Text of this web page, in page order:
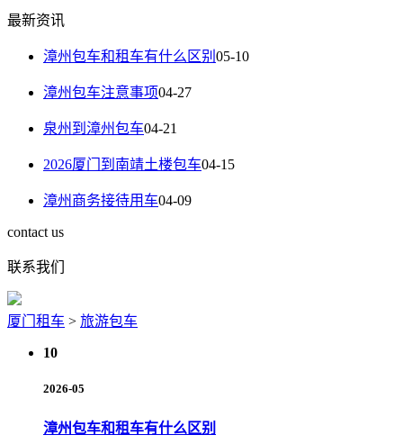
最新资讯
漳州包车和租车有什么区别 05-10
漳州包车注意事项04-27
泉州到漳州包车04-21
2026厦门到南靖土楼包车04-15
漳州商务接待用车04-09
contact us
联系我们
厦门租车 > 旅游包车
10
2026-05
漳州包车和租车有什么区别